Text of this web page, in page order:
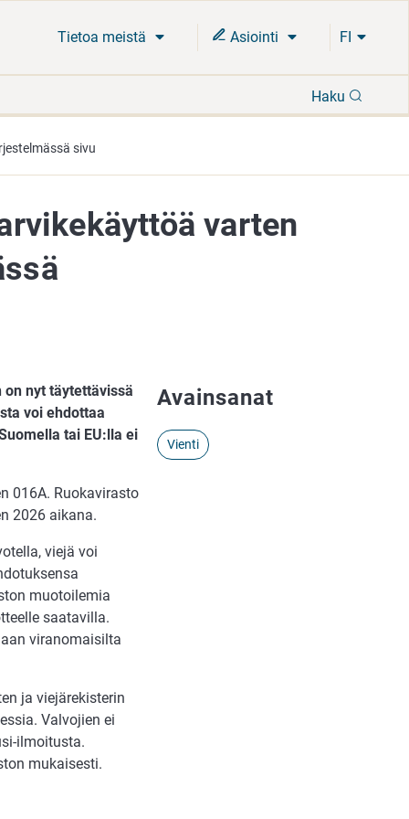
Tietoa meistä Asiointi FI
Haku
sivu
varten
nyt täytettävissä
voi ehdottaa
tai EU:lla ei
016A. Ruokavirasto
2026 aikana.
viejä voi
muotoilemia
saatavilla.
viranomaisilta
ja viejärekisterin
Valvojien ei
ilmoitusta.
mukaisesti.
Avainsanat
Vienti